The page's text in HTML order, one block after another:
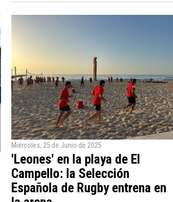
Miércoles, 25 de Junio de 2025
'Leones' en la playa de El
Campello: la Selección
Española de Rugby entrena en